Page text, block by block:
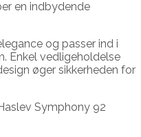
en indbydende
og passer ind i
Enkel vedligeholdelse
øger sikkerheden for
Symphony 92